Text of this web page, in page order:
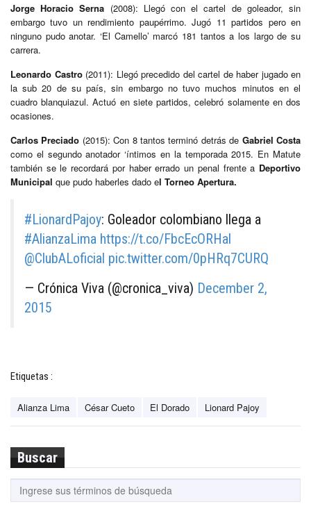
Jorge Horacio Serna (2008): Llegó con el cartel de goleador, sin
embargo tuvo un rendimiento paupérrimo. Jugó 11 partidos pero en
ninguno pudo anotar. ‘El Camello’ marcó 181 tantos a los largo de su
carrera.
Leonardo Castro(2011): Llegó precedido del cartel de haber jugado en
la sub 20 de su país, sin embargo no tuvo muchos minutos en el
cuadro blanquiazul. Actuó en siete partidos, celebró solamente en dos
ocasiones.
Carlos Preciado (2015): Con 8 tantos terminó detrás de Gabriel Costa
como el segundo anotador ‘íntimos en la temporada 2015. En Matute
también se le recordará por haber errado un penal frente a Deportivo
Municipal que pudo haberles dado el Torneo Apertura.
#LionardPajoy: Goleador colombiano llega a
#AlianzaLima https://t.co/FbcEcORHal
@ClubALoficial pic.twitter.com/0pHRq7CURQ
— Crónica Viva (@cronica_viva) December 2,
2015
Etiquetas :
Alianza Lima César Cueto El Dorado Lionard Pajoy
Buscar